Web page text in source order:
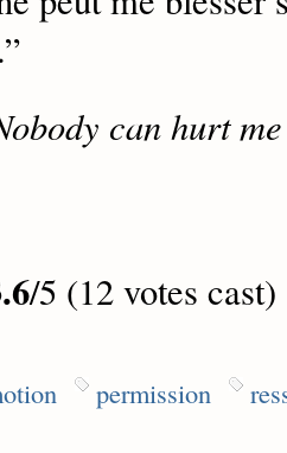
”
can hurt
/5 (12 votes cast)
permission